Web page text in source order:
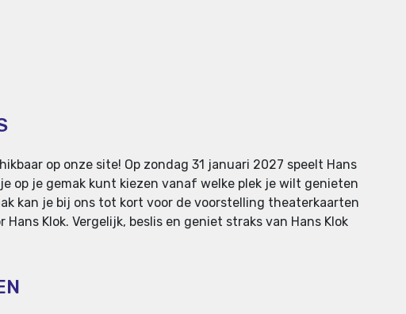
op onze site! Op zondag 31 januari 2027 speelt Hans
op je gemak kunt kiezen vanaf welke plek je wilt genieten
kan je bij ons tot kort voor de voorstelling theaterkaarten
Klok. Vergelijk, beslis en geniet straks van Hans Klok